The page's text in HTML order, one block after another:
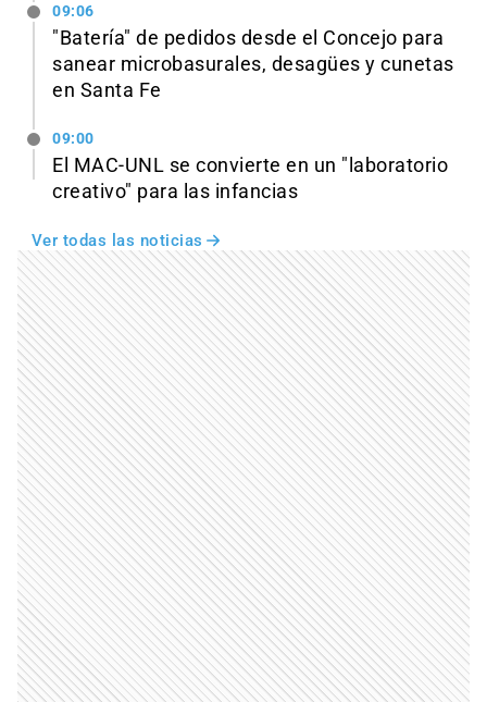
09:06
"Batería" de pedidos desde el Concejo para
sanear microbasurales, desagües y cunetas
en Santa Fe
09:00
El MAC-UNL se convierte en un "laboratorio
creativo" para las infancias
Ver todas las noticias